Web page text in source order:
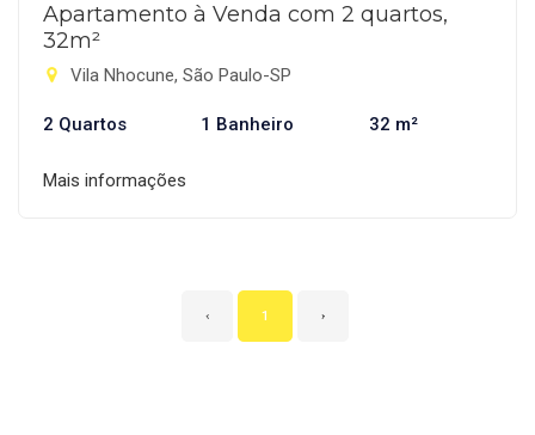
Apartamento à Venda com 2 quartos,
32m²
Vila Nhocune, São Paulo-SP
2 Quartos 1 Banheiro 32 m²
Mais informações
‹ 1 ›